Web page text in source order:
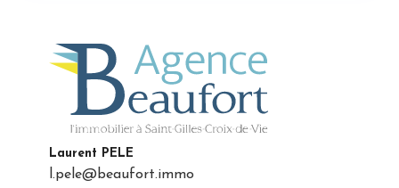
Laurent PELE
l.pele@beaufort.immo